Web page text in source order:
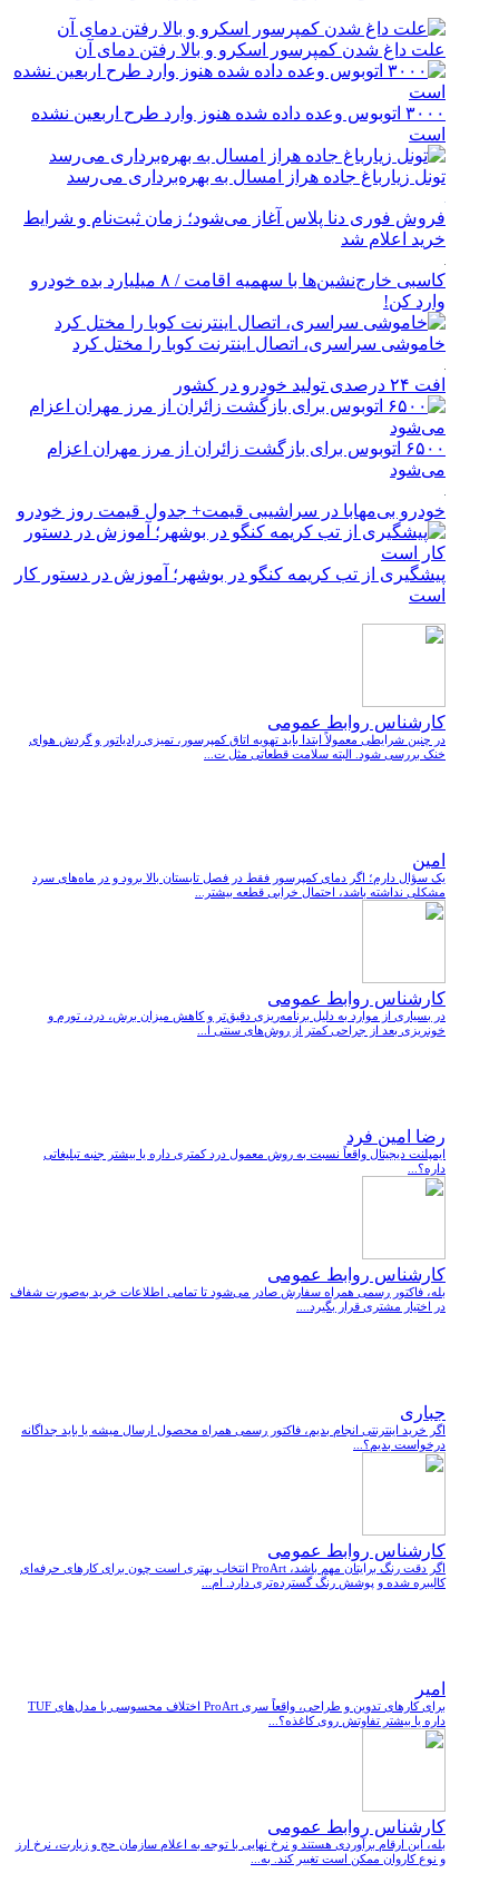
علت داغ شدن کمپرسور اسکرو و بالا رفتن دمای آن
۳۰۰۰ اتوبوس وعده داده شده هنوز وارد طرح اربعین نشده
است
تونل زیارباغ جاده هراز امسال به بهره‌برداری می‌رسد
فروش فوری دنا پلاس آغاز می‌شود؛ زمان ثبت‌نام و شرایط
خرید اعلام شد
کاسبی خارج‌نشین‌ها با سهمیه اقامت / ۸ میلیارد بده خودرو
وارد کن!
خاموشی سراسری، اتصال اینترنت کوبا را مختل کرد
افت ۲۴ درصدی تولید خودرو در کشور
۶۵۰۰ اتوبوس برای بازگشت زائران از مرز مهران اعزام
می‌شود
خودرو بی‌مهابا در سراشیبی قیمت+ جدول قیمت روز خودرو
پیشگیری از تب کریمه کنگو در بوشهر؛ آموزش در دستور کار
است
کارشناس روابط عمومی
در چنین شرایطی معمولاً ابتدا باید تهویه اتاق کمپرسور، تمیزی رادیاتور و گردش هوای
خنک بررسی شود. البته سلامت قطعاتی مثل ت...
امین
یک سؤال دارم؛ اگر دمای کمپرسور فقط در فصل تابستان بالا برود و در ماه‌های سرد
مشکلی نداشته باشد، احتمال خرابی قطعه بیشتر...
کارشناس روابط عمومی
در بسیاری از موارد به دلیل برنامه‌ریزی دقیق‌تر و کاهش میزان برش، درد، تورم و
خونریزی بعد از جراحی کمتر از روش‌های سنتی ا...
رضا امین فرد
ایمپلنت دیجیتال واقعاً نسبت به روش معمول درد کمتری داره یا بیشتر جنبه تبلیغاتی
داره؟...
کارشناس روابط عمومی
بله، فاکتور رسمی همراه سفارش صادر می‌شود تا تمامی اطلاعات خرید به‌صورت شفاف
در اختیار مشتری قرار بگیرد....
جباری
اگر خرید اینترنتی انجام بدیم، فاکتور رسمی همراه محصول ارسال میشه یا باید جداگانه
درخواست بدیم؟...
کارشناس روابط عمومی
اگر دقت رنگ برایتان مهم باشد، ProArt انتخاب بهتری است چون برای کارهای حرفه‌ای
کالیبره شده و پوشش رنگ گسترده‌تری دارد. ام...
امیر
برای کارهای تدوین و طراحی، واقعاً سری ProArt اختلاف محسوسی با مدل‌های TUF
داره یا بیشتر تفاوتش روی کاغذه؟...
کارشناس روابط عمومی
بله، این ارقام برآوردی هستند و نرخ نهایی با توجه به اعلام سازمان حج و زیارت، نرخ ارز
و نوع کاروان ممکن است تغییر کند. به...